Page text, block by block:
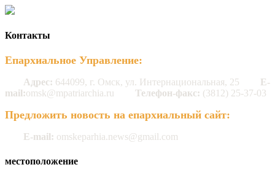
Контакты
Епархиальное Управление:
Адрес: 644099, г. Омск, ул. Интернациональная, 25
E-
mail:omsk@mpatriarchia.ru Телефон-факс: (3812) 25-37-03
Предложить новость на епархиальный сайт:
E-mail: omskeparhia.news@gmail.com
местоположение